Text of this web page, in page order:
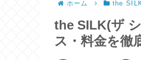
ホーム the
the SILK(ザ
ス・料金を徹